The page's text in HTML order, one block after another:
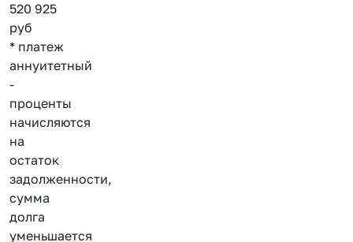
520 925
руб
* платеж
аннуитетный
-
проценты
начисляются
на
остаток
задолженности,
сумма
долга
уменьшается